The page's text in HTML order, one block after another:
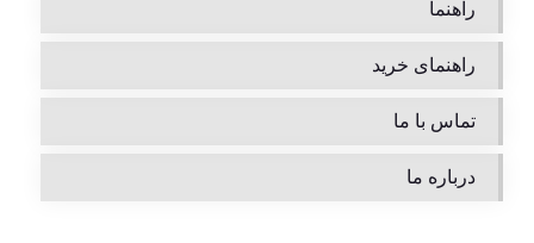
راهنما
راهنمای خرید
تماس با ما
درباره ما